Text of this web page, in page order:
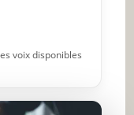
curriculum
de vos
voix disponibles